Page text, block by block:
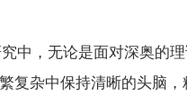
中，无论是面对深奥的
杂中保持清晰的头脑，